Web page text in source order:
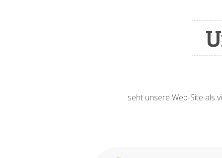
seht unsere Web-Site als